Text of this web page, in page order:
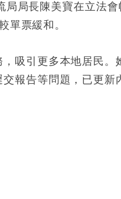
局長陳美寶在立法會
單票緩和。
吸引更多本地居民。
報告等問題，已更新